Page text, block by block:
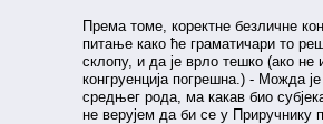
Према томе, коректне безличне
питање како ће граматичари то
склопу, и да је врло тешко (ако не
конгруенција погрешна.) - Можда
средњег рода, ма какав био
не верујем да би се у Приручнику